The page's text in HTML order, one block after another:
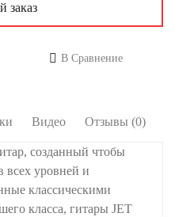
заказ
В Сравнение
Видео Отзывы (0)
созданный чтобы
всех уровней и
классическими
класса, гитары JET